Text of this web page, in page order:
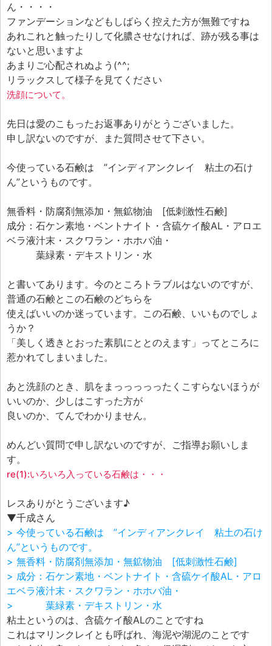
ん・・・・
ファンデーションなどもしばらく控えた方が無難ですね
あれこれと触ったりして化膿させなければ、跡が残る事は
ないと思いますよ
あまりご心配されぬよう(^^;
リラックスして様子を見てください
洗顔について。
先日は愛のこもったお返事ありがとうございました。
申し訳ないのですが、また質問させて下さい。
今使っている石鹸は ”インディアンクレイ 粘土の石け
ん”というものです。
無香料・防腐剤無添加・無鉱物油 [低刺激性石鹸]
成分：石ケン素地・ベントナイト・含硫ケイ酸AL・アロエ
ベラ液汁末・スクワラン・ホホバ油・
葉緑素・デキストリン・水
と書いてあります。今のところトラブルはないのですが、
普通の石鹸とこの石鹸のどちらを
使えばいいのか迷っています。この石鹸、いいものでしょ
うか？
「美しく透きとおった素肌にととのえます」ってところに
惹かれてしまいました。
あと洗顔のとき、肌をまっっっっったくこすらないほうが
いいのか、少しはこすった方が
良いのか、てんでわかりません。
めんどい質問で申し訳ないのですが、ご指導お願いしま
す。
re(1):いろいろ入っている石鹸は・・・
レスありがとうございます♪
▼千成さん
> 今使っている石鹸は ”インディアンクレイ 粘土の石け
ん”というものです。
> 無香料・防腐剤無添加・無鉱物油 [低刺激性石鹸]
> 成分：石ケン素地・ベントナイト・含硫ケイ酸AL・アロ
エベラ液汁末・スクワラン・ホホバ油・
> 葉緑素・デキストリン・水
粘土というのは、含硫ケイ酸ALのことですね
これはマリンクレイとも呼ばれ、海泥や湖泥のことです